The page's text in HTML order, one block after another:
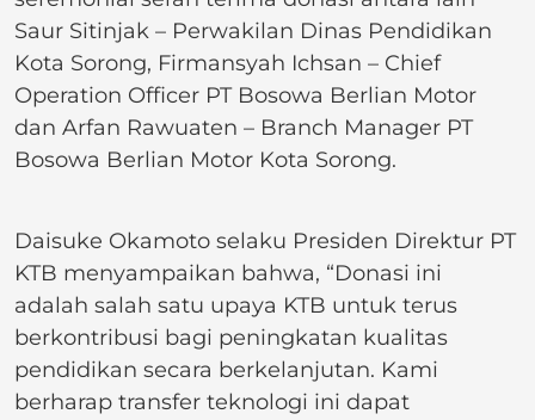
Saur Sitinjak – Perwakilan Dinas Pendidikan
Kota Sorong, Firmansyah Ichsan – Chief
Operation Officer PT Bosowa Berlian Motor
dan Arfan Rawuaten – Branch Manager PT
Bosowa Berlian Motor Kota Sorong.
Daisuke Okamoto selaku Presiden Direktur PT
KTB menyampaikan bahwa, “Donasi ini
adalah salah satu upaya KTB untuk terus
berkontribusi bagi peningkatan kualitas
pendidikan secara berkelanjutan. Kami
berharap transfer teknologi ini dapat